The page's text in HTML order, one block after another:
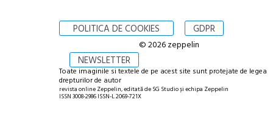
POLITICA DE COOKIES GDPR
NEWSLETTER
© 2026 zeppelin
Toate imaginile si textele de pe acest site sunt protejate de legea
drepturilor de autor
revista online Zeppelin, editată de SG Studio și echipa Zeppelin
ISSN 3008-2986 ISSN-L 2069-721X